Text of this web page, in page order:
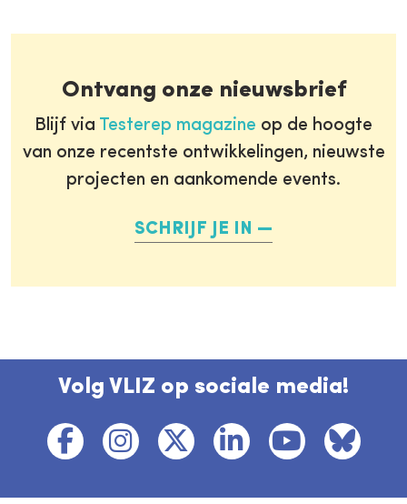
Ontvang onze nieuwsbrief
Blijf via Testerep magazine op de hoogte
van onze recentste ontwikkelingen, nieuwste
projecten en aankomende events.
SCHRIJF JE IN
Volg VLIZ op sociale media!